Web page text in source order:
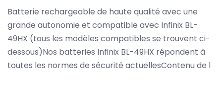
Batterie rechargeable de haute qualité avec une
grande autonomie et compatible avec Infinix BL-
49HX (tous les modèles compatibles se trouvent ci-
dessous)Nos batteries Infinix BL-49HX répondent à
toutes les normes de sécurité actuellesContenu de l